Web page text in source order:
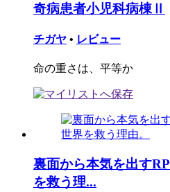
奇病患者小児科病棟Ⅱ
チガヤ • レビュー
命の重さは、平等か
裏面から本気を出す
を救う理...